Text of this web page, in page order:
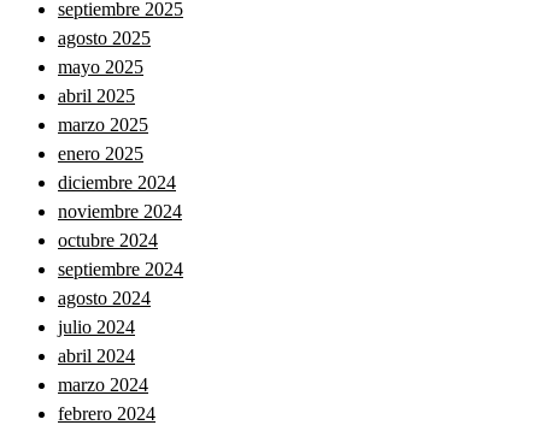
septiembre 2025
agosto 2025
mayo 2025
abril 2025
marzo 2025
enero 2025
diciembre 2024
noviembre 2024
octubre 2024
septiembre 2024
agosto 2024
julio 2024
abril 2024
marzo 2024
febrero 2024